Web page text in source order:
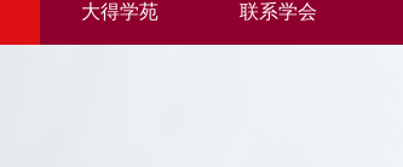
大得学苑 联系学会